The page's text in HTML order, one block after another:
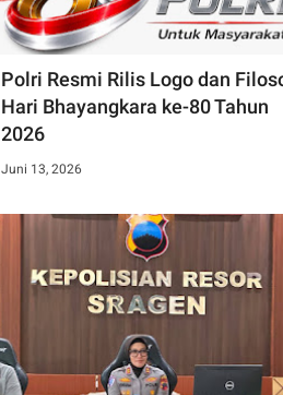
Polri Resmi Rilis Logo dan
Hari Bhayangkara ke-80 Tahun
2026
Juni 13, 2026